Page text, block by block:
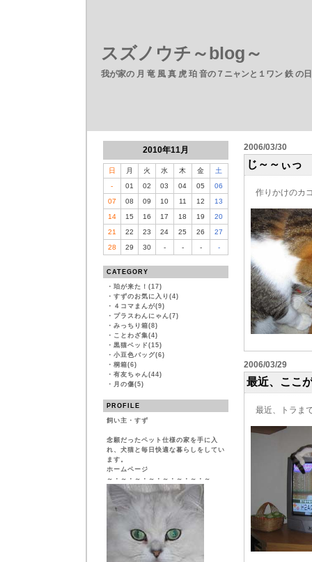
スズノウチ～blog～
我が家の 月 竜 風 真 虎 珀 音の７ニャンと１ワン 鉄 の
2010年11月
日 月 火 水 木 金
土
-
01 02 03 04 05
06
07
08 09 10 11 12
13
14
15 16 17 18 19
20
21
22 23 24 25 26
27
28
29 30 - - - -
CATEGORY
・ 珀が来た！(17)
・ すずのお気に入り(4)
・ ４コマまんが(9)
・ プラスわんにゃん(7)
・ みっちり箱(8)
・ ことわざ集(4)
・ 黒猫ベッド(15)
・ 小豆色バッグ(6)
・ 桐箱(6)
・ 有友ちゃん(44)
・ 月の傷(5)
PROFILE
飼い主・すず
念願だったペット仕様の家を手に入
れ、犬猫と毎日快適な暮らしをしてい
ます。
ホームページ
～・～・～・～・～・～・～・～
2006/03/30
じ～～ぃっ
作りかけのカ
2006/03/29
最近、ここ
最近、トラま